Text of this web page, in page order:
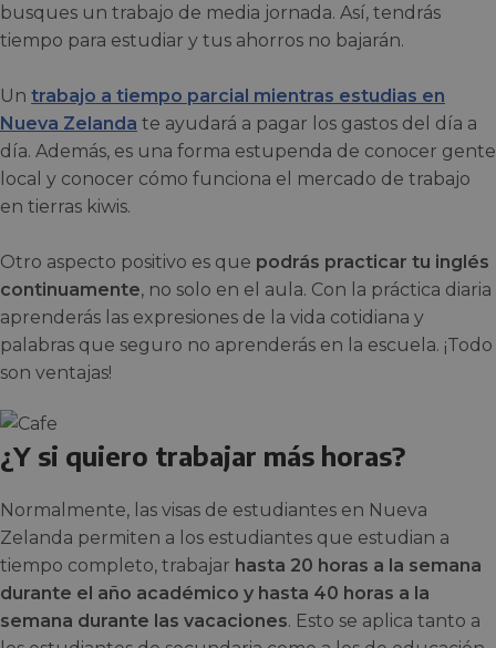
busques un trabajo de media jornada. Así, tendrás
tiempo para estudiar y tus ahorros no bajarán.
Un trabajo a tiempo parcial mientras estudias en
Nueva Zelanda te ayudará a pagar los gastos del día a
día. Además, es una forma estupenda de conocer gente
local y conocer cómo funciona el mercado de trabajo
en tierras kiwis.
Otro aspecto positivo es que podrás practicar tu inglés
continuamente, no solo en el aula. Con la práctica diaria
aprenderás las expresiones de la vida cotidiana y
palabras que seguro no aprenderás en la escuela. ¡Todo
son ventajas!
¿Y si quiero trabajar más horas?
Normalmente, las visas de estudiantes en Nueva
Zelanda permiten a los estudiantes que estudian a
tiempo completo, trabajar hasta 20 horas a la semana
durante el año académico y hasta 40 horas a la
semana durante las vacaciones. Esto se aplica tanto a